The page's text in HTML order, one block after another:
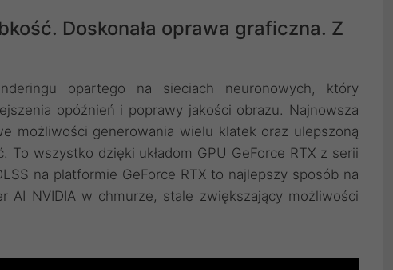
Doskonała oprawa graficzna. Z
opartego na sieciach neuronowych, który
opóźnień i poprawy jakości obrazu. ‌Najnowsza
możliwości generowania wielu klatek oraz ulepszoną
wszystko dzięki układom GPU GeForce RTX z serii
na platformie GeForce RTX to najlepszy sposób na
AI NVIDIA w chmurze, stale zwiększający możliwości